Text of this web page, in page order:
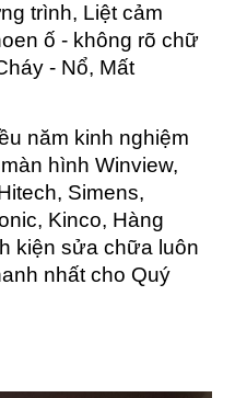
trình, Liệt cảm
ố - không rõ chữ
- Nổ, Mất
năm kinh nghiệm
hình Winview,
Simens,
Kinco, Hàng
kiện sửa chữa luôn
nhất cho Quý